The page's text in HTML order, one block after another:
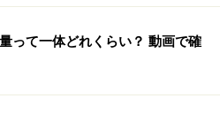
って一体どれくらい？ 動画で確